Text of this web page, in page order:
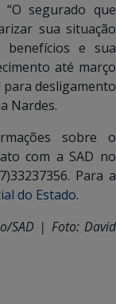
segurado que
sua situação
benefícios e sua
até março
desligamento
Nardes.
sobre o
com a SAD no
Para a
do Estado.
SAD | Foto: David